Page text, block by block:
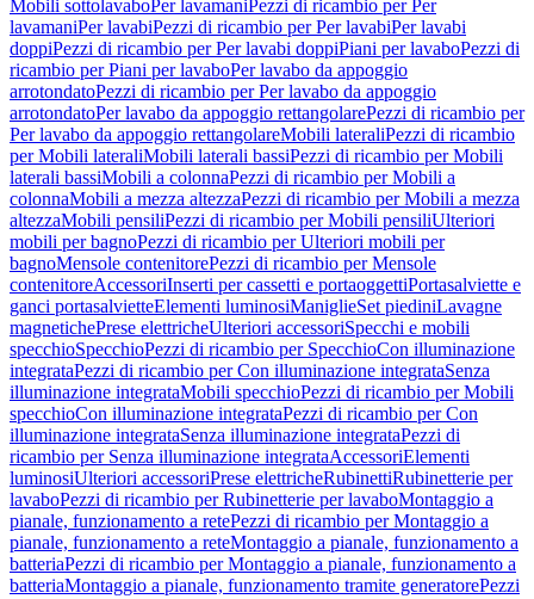
Mobili sottolavaboPer lavamaniPezzi di ricambio per Per
lavamaniPer lavabiPezzi di ricambio per Per lavabiPer lavabi
doppiPezzi di ricambio per Per lavabi doppiPiani per lavaboPezzi di
ricambio per Piani per lavaboPer lavabo da appoggio
arrotondatoPezzi di ricambio per Per lavabo da appoggio
arrotondatoPer lavabo da appoggio rettangolarePezzi di ricambio per
Per lavabo da appoggio rettangolareMobili lateraliPezzi di ricambio
per Mobili lateraliMobili laterali bassiPezzi di ricambio per Mobili
laterali bassiMobili a colonnaPezzi di ricambio per Mobili a
colonnaMobili a mezza altezzaPezzi di ricambio per Mobili a mezza
altezzaMobili pensiliPezzi di ricambio per Mobili pensiliUlteriori
mobili per bagnoPezzi di ricambio per Ulteriori mobili per
bagnoMensole contenitorePezzi di ricambio per Mensole
contenitoreAccessoriInserti per cassetti e portaoggettiPortasalviette e
ganci portasalvietteElementi luminosiManiglieSet piediniLavagne
magnetichePrese elettricheUlteriori accessoriSpecchi e mobili
specchioSpecchioPezzi di ricambio per SpecchioCon illuminazione
integrataPezzi di ricambio per Con illuminazione integrataSenza
illuminazione integrataMobili specchioPezzi di ricambio per Mobili
specchioCon illuminazione integrataPezzi di ricambio per Con
illuminazione integrataSenza illuminazione integrataPezzi di
ricambio per Senza illuminazione integrataAccessoriElementi
luminosiUlteriori accessoriPrese elettricheRubinettiRubinetterie per
lavaboPezzi di ricambio per Rubinetterie per lavaboMontaggio a
pianale, funzionamento a retePezzi di ricambio per Montaggio a
pianale, funzionamento a reteMontaggio a pianale, funzionamento a
batteriaPezzi di ricambio per Montaggio a pianale, funzionamento a
batteriaMontaggio a pianale, funzionamento tramite generatorePezzi